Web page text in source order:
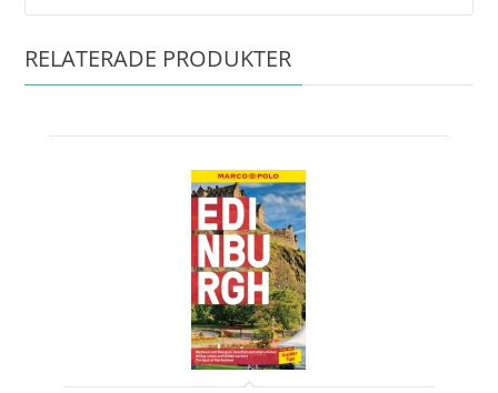
RELATERADE PRODUKTER